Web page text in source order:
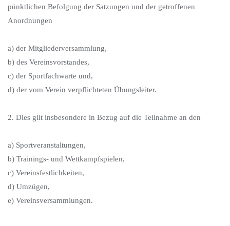
pünktlichen Befolgung der Satzungen und der getroffenen
Anordnungen
a) der Mitgliederversammlung,
b) des Vereinsvorstandes,
c) der Sportfachwarte und,
d) der vom Verein verpflichteten Übungsleiter.
2. Dies gilt insbesondere in Bezug auf die Teilnahme an den
a) Sportveranstaltungen,
b) Trainings- und Wettkampfspielen,
c) Vereinsfestlichkeiten,
d) Umzügen,
e) Vereinsversammlungen.